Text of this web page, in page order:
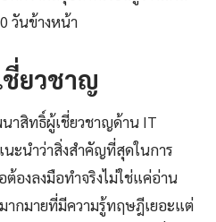
วันข้างหน้า
ชี่ยวชาญ
าสิทธิ์ผู้เชี่ยวชาญด้าน IT
ะนำว่าสิ่งสำคัญที่สุดในการ
ต้องลงมือทำจริงไม่ใช่แค่อ่าน
กมายที่มีความรู้ทฤษฎีเยอะแต่